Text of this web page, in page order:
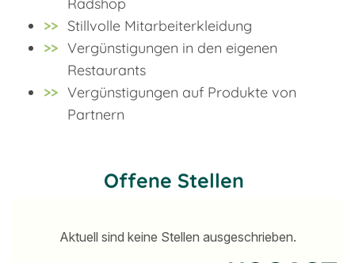
Stillvolle Mitarbeiterkleidung
Vergünstigungen in den eigenen
Restaurants
Vergünstigungen auf Produkte von
Partnern
Offene Stellen